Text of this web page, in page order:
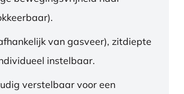
van gasveer), zitdiepte
instelbaar.
verstelbaar voor een